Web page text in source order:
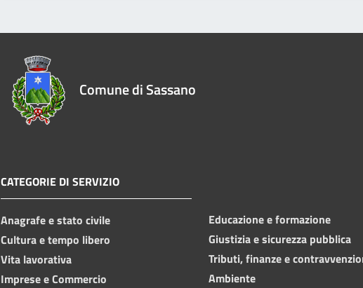
Comune di Sassano
CATEGORIE DI SERVIZIO
Anagrafe e stato civile
Cultura e tempo libero
Vita lavorativa
Imprese e Commercio
Educazione e formazione
Giustizia e sicurezza pubblica
Tributi, finanze e
Ambiente